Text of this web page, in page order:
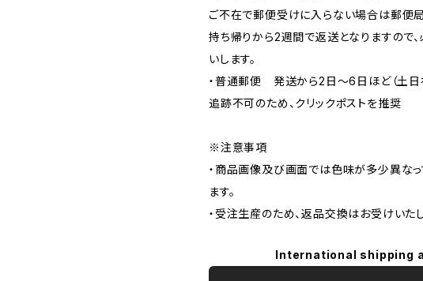
ご不在で郵便受けに入らない場合は郵便局
持ち帰りから2週間で返送となりますので
いします。
・普通郵便 発送から2日〜6日ほど（土日
追跡不可のため、クリックポストを推奨
※注意事項
・商品画像及び画面では色味が多少異な
ます。
・受注生産のため、返品交換はお受けいた
International shipping